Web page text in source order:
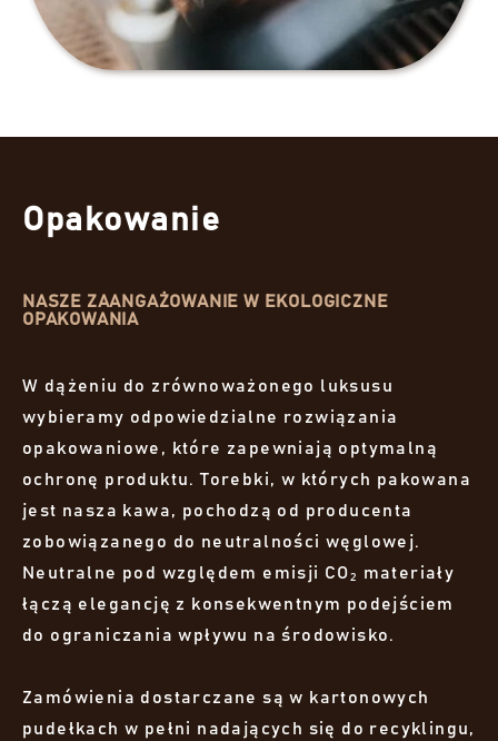
Opakowanie
NASZE ZAANGAŻOWANIE W EKOLOGICZNE
OPAKOWANIA
W dążeniu do zrównoważonego luksusu
wybieramy odpowiedzialne rozwiązania
opakowaniowe, które zapewniają optymalną
ochronę produktu. Torebki, w których pakowana
jest nasza kawa, pochodzą od producenta
zobowiązanego do neutralności węglowej.
Neutralne pod względem emisji CO₂ materiały
łączą elegancję z konsekwentnym podejściem
do ograniczania wpływu na środowisko.
Zamówienia dostarczane są w kartonowych
pudełkach w pełni nadających się do recyklingu,